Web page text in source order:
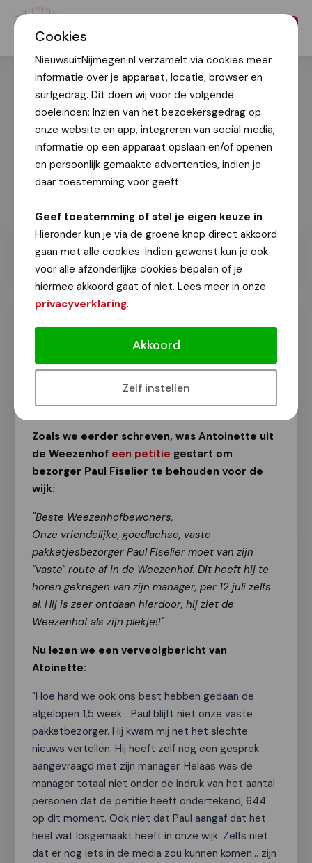
Cookies
NieuwsuitNijmegen.nl verzamelt via cookies meer
informatie over je apparaat, locatie, browser en
surfgedrag. Dit doen wij voor de volgende
doeleinden: Inzien van het bezoekersgedrag op
onze website en app, integreren van social media,
informatie op een apparaat opslaan en/of openen
en persoonlijk gemaakte advertenties, indien je
daar toestemming voor geeft.
Geef toestemming of stel je eigen keuze in
Hieronder kun je via de groene knop direct akkoord
gaan met alle cookies. Indien gewenst kun je ook
voor alle afzonderlijke cookies bepalen of je
hiermee akkoord gaat of niet. Lees meer in onze
privacyverklaring.
Akkoord
Zelf instellen
Petitie "PostNL-bezorger Paul moet
blijven in de Weezenhof!" heeft niet
geholpen
Van onze redactie
3 juni 2026
Zoals we eerder schreven, was Antoinette uit
de Weezenhof een petitie gestart om
bezorger Paul Fiselier te behouden voor de
wijk:
"Beste Weezenhofbewoners,
Onze vriendelijke, goedlachse, vaste
pakketjesbezorger Paul Fiselier moet van zijn
"vaste" route af in de Weezenhof. Dit heeft hij te
horen gekregen van zijn manager, per 12 juli zelfs
al. Hij is zeer ontdaan hierdoor, hij ziet de
Weezenhof als zijn plekje!!"
Nu lezen we een verveolgbericht van
Atoinette:
"Hoe hard we ook ons best hebben gedaan de
afgelopen 1,5 week… Paul blijft niet onze vaste
pakketbezorger. Hij kwam mij net het slechte
nieuws vertellen. Hij heeft zelf nog een gesprek
aangevraagd met zijn manager. Helaas was de
manager totaal niet onder de indruk van het aantal
personen dat de petitie heeft ondertekend, 644
op dit moment. Ook niet dat Paul aangaf dat het
heel wat losgemaakt heeft in onze wijk. Zelfs niet
dat er nog iets in de media zou kunnen komen… zijn